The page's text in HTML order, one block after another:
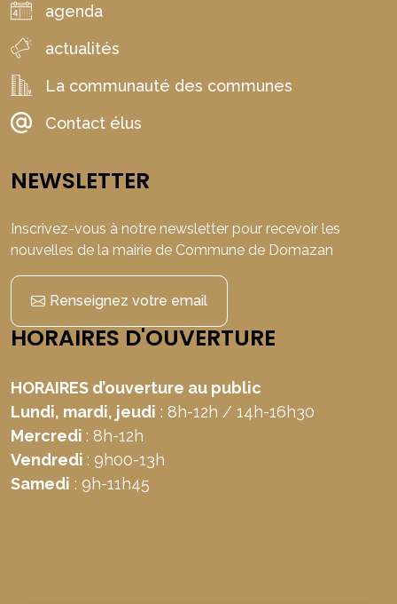
agenda
actualités
La communauté des communes
Contact élus
NEWSLETTER
Inscrivez-vous à notre newsletter pour recevoir les
nouvelles de la mairie de Commune de Domazan
Renseignez votre email
HORAIRES D'OUVERTURE
HORAIRES d’ouverture au public
Lundi, mardi, jeudi : 8h-12h / 14h-16h30
Mercredi : 8h-12h
Vendredi : 9h00-13h
Samedi : 9h-11h45